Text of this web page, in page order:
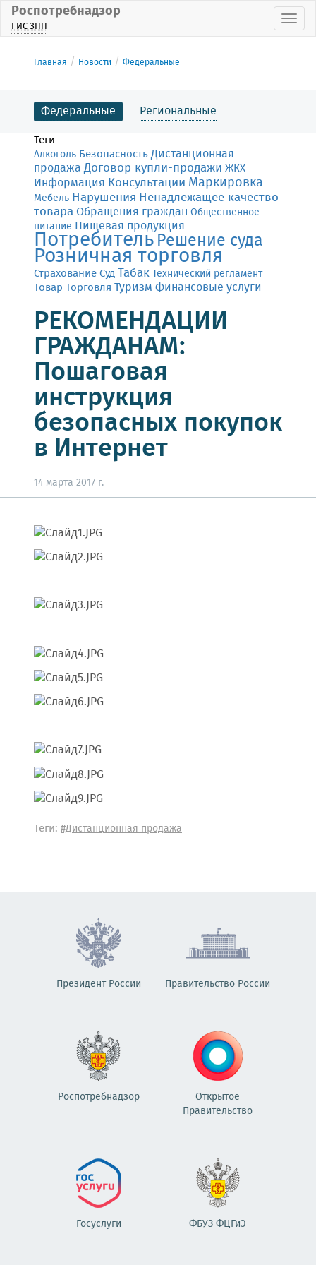
Роспотребнадзор
ГИС ЗПП
Главная Новости Федеральные
Федеральные Региональные
Теги
Алкоголь БезопасностьДистанционная
продажа Договор купли-продажи ЖКХ
Информация Консультации Маркировка
Мебель Нарушения Ненадлежащее качество
товара Обращения граждан Общественное
питание Пищевая продукция
ПотребительРешение суда
Розничная торговля
СтрахованиеСудТабакТехнический регламент
Товар Торговля Туризм Финансовые услуги
РЕКОМЕНДАЦИИ
ГРАЖДАНАМ:
Пошаговая
инструкция
безопасных покупок
в Интернет
14 марта 2017 г.
Теги: #Дистанционная продажа
Президент России Правительство России
Роспотребнадзор
Открытое
Правительство
Госуслуги ФБУЗ ФЦГиЭ